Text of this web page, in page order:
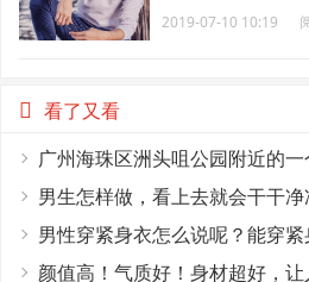
2019-07-10 10:19
看了又看
广州海珠区洲头咀公园附近的
男生怎样做，看上去就会干干净
男性穿紧身衣怎么说呢？能穿
这4个条件
颜值高！气质好！身材超好，